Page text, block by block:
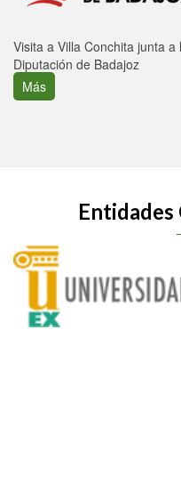
Visita a Villa Conchita junta a
Diputación de Badajoz
Más
Entidades